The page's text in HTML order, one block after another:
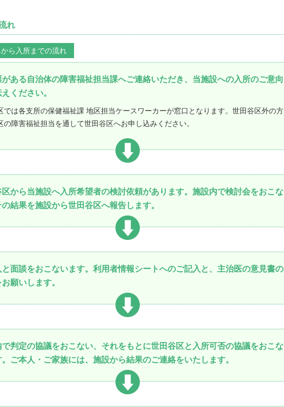
れ
ら入所までの流れ
ある自治体の障害福祉担当課へご連絡いただき、当施設への入所のご意向
ください。
は各支所の保健福祉課 地区担当ケースワーカーが窓口となります。世田谷区外の方
の障害福祉担当を通して世田谷区へお申し込みください。
区から当施設へ入所希望者の検討依頼があります。施設内で検討会をおこな
結果を施設から世田谷区へ報告します。
と面談をおこないます。利用者情報シートへのご記入と、主治医の意見書の
願いします。
で判定の協議をおこない、それをもとに世田谷区と入所可否の協議をおこな
。ご本人・ご家族には、施設から結果のご連絡をいたします。